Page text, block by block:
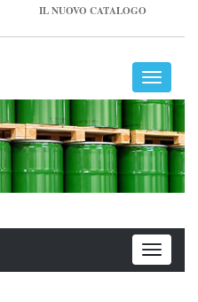
IL NUOVO CATALOGO